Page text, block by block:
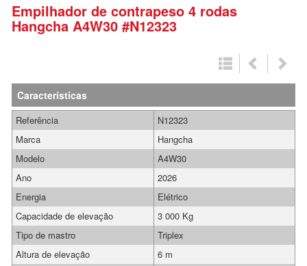
Empilhador de contrapeso 4 rodas
Hangcha A4W30 #N12323
Características
Referência
N12323
Marca
Hangcha
Modelo
A4W30
Ano
2026
Energia
Elétrico
Capacidade de elevação
3 000 Kg
Tipo de mastro
Triplex
Altura de elevação
6 m